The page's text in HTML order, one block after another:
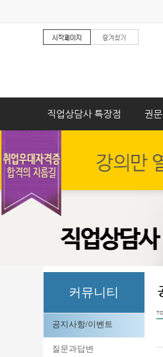
직업상담사 특장점 권
커뮤니티
공지사항/이벤트
질문과답변